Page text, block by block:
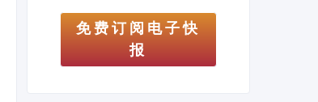
免费订阅电子快
报